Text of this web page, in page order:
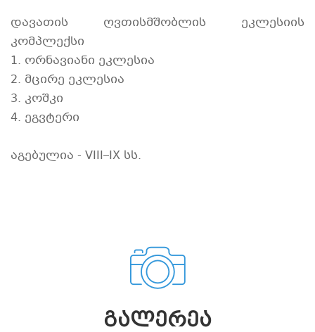
დავათის ღვთისმშობლის ეკლესიის
კომპლექსი
1. ორნავიანი ეკლესია
2. მცირე ეკლესია
3. კოშკი
4. ეგვტერი
აგებულია - VIII–IX სს.
ᲒᲐᲚᲔᲠᲔᲐ